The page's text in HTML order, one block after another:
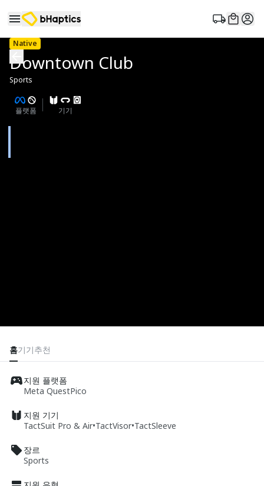
Native
Downtown Club
Sports
플랫폼 기기
홈기기추천
지원 플랫폼
Meta QuestPico
지원 기기
TactSuit Pro & Air•TactVisor•TactSleeve
장르
Sports